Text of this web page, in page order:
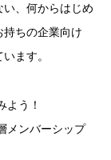
い、何からはじめ
ちの企業向け
ます。
よう！
メンバーシップ